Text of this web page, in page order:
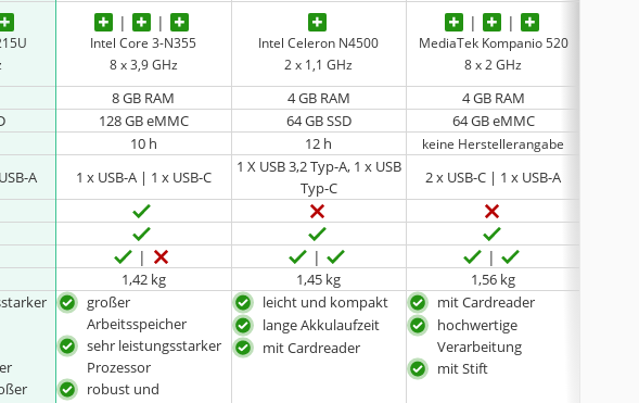
Intel Core 3-N355
8 x 3,9 GHz
Intel Celeron N4500
2 x 1,1 GHz
MediaTek Kompanio 520
8 x 2 GHz
8 GB RAM 4 GB RAM 4 GB RAM
128 GB eMMC 64 GB SSD 64 GB eMMC
10 h 12 h keine Herstellerangabe
A 1 x USB-A | 1 x USB-C
1 X USB 3,2 Typ-A, 1 x USB
Typ-C
2 x USB-C | 1 x USB-A
1,42 kg 1,45 kg 1,56 kg
großer
Arbeitsspeicher
sehr leistungsstarker
Prozessor
robust und
leicht und kompakt
lange Akkulaufzeit
mit Cardreader
mit Cardreader
hochwertige
Verarbeitung
mit Stift